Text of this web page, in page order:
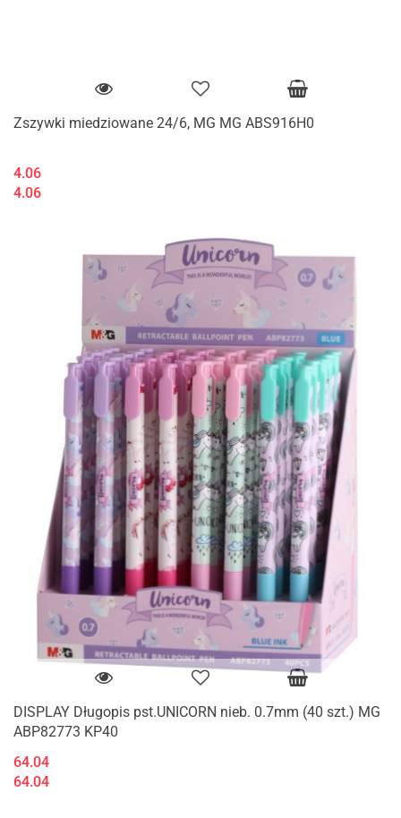
Zszywki miedziowane 24/6, MG MG ABS916H0
4.06
4.06
DISPLAY Długopis pst.UNICORN nieb. 0.7mm (40 szt.) MG
ABP82773 KP40
64.04
64.04